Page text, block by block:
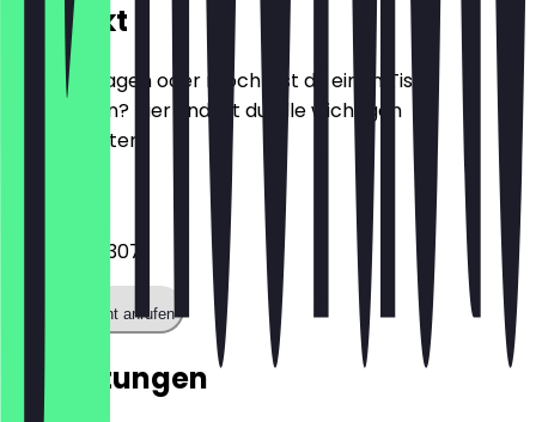
Kontakt
Hast du Fragen oder möchtest du einen Tisch
reservieren? Hier findest du alle wichtigen
Kontaktdaten.
0221 16862307
Restaurant anrufen
Bewertungen